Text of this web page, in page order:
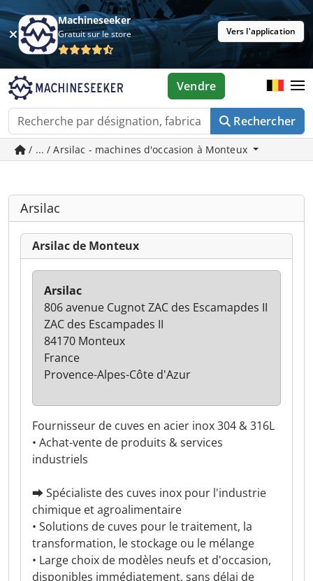
Machineseeker
Gratuit sur le store Vers l'application
Rechercher
Vendre
/ ... / Arsilac - machines d'occasion à Monteux
Arsilac
Arsilac de Monteux
Fournisseur de cuves en acier inox 304 & 316L
• Achat-vente de produits & services
industriels
⮕ Spécialiste des cuves inox pour l'industrie
chimique et agroalimentaire
• Solutions de cuves pour le traitement, la
transformation, le stockage ou le mélange
• Large choix de modèles neufs et d'occasion,
disponibles immédiatement, sans délai de
Arsilac
806 avenue Cugnot ZAC des Escamapdes II
ZAC des Escampades II
84170 Monteux
France
Provence-Alpes-Côte d'Azur